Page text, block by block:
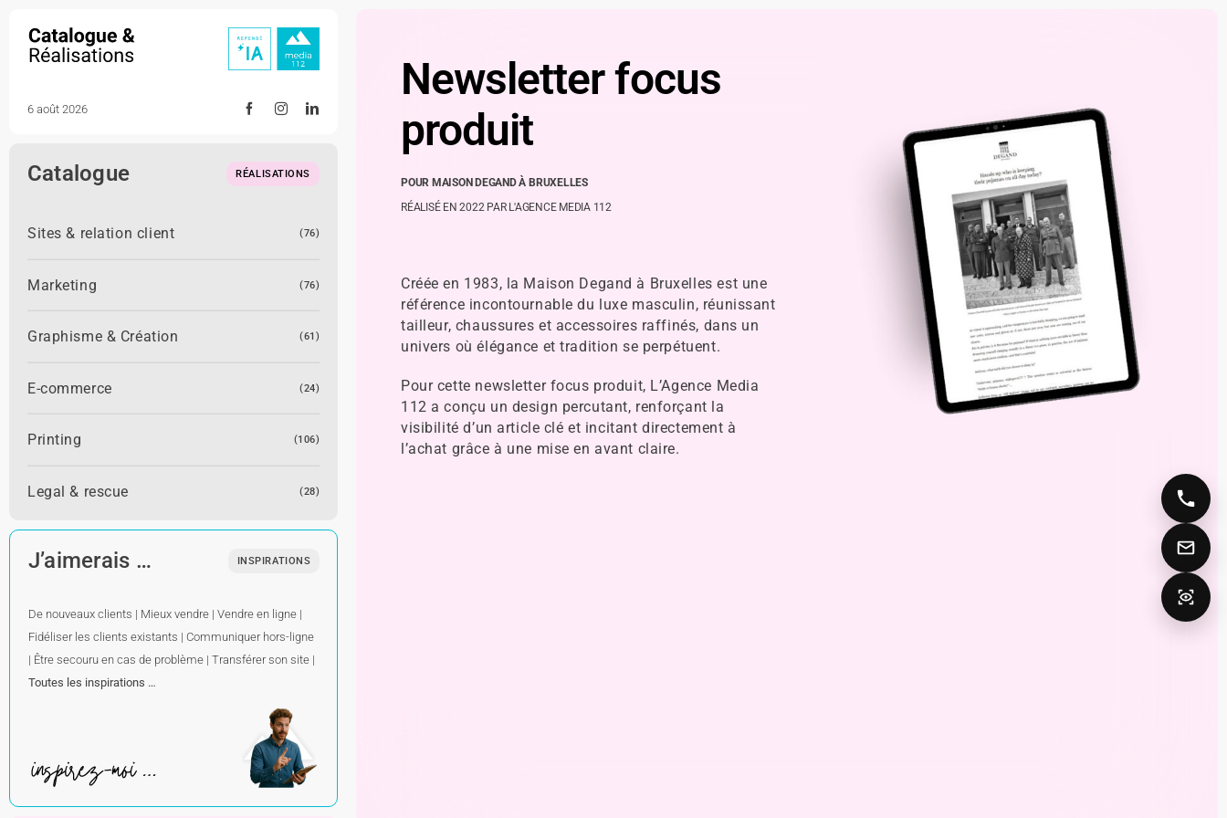
content
6 août 2026
Catalogue RÉALISATIONS
Sites & relation client (76)
Marketing (76)
Graphisme & Création (61)
E-commerce (24)
Printing (106)
Legal & rescue (28)
J’aimerais … INSPIRATIONS
De nouveaux clients | Mieux vendre | Vendre en ligne |
Fidéliser les clients existants | Communiquer hors-ligne
| Être secouru en cas de problème | Transférer son site |
Toutes les inspirations …
Newsletter focus
produit
POUR MAISON DEGAND À BRUXELLES
RÉALISÉ EN 2022 PAR L'AGENCE MEDIA 112
Créée en 1983, la Maison Degand à Bruxelles est une
référence incontournable du luxe masculin, réunissant
tailleur, chaussures et accessoires raffinés, dans un
univers où élégance et tradition se perpétuent.
Pour cette newsletter focus produit, L’Agence Media
112 a conçu un design percutant, renforçant la
visibilité d’un article clé et incitant directement à
l’achat grâce à une mise en avant claire.